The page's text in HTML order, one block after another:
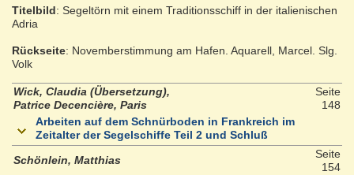
Titelbild: Segeltörn mit einem Traditionsschiff in der italienischen
Adria
Rückseite: Novemberstimmung am Hafen. Aquarell, Marcel. Slg.
Volk
Wick, Claudia (Übersetzung),
Patrice Decencière, Paris
Seite
148
Arbeiten auf dem Schnürboden in Frankreich im
Zeitalter der Segelschiffe Teil 2 und Schluß
Schönlein, Matthias
Seite
154